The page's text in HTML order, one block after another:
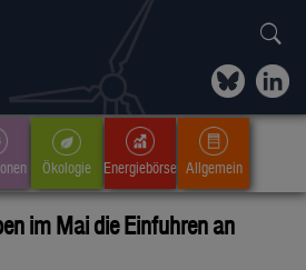
Ökologie Energiebörse Allgemein
im Mai die Einfuhren an